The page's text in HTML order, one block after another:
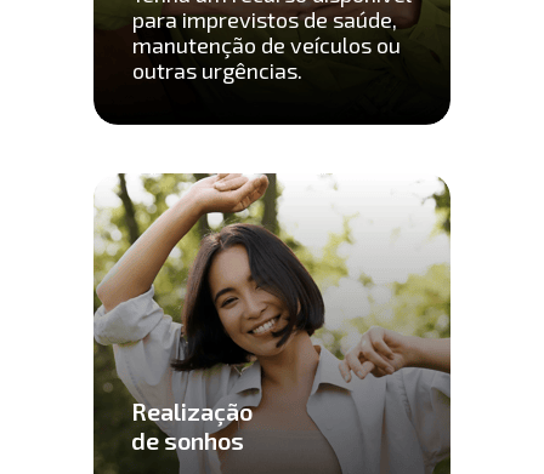
Realização
de sonhos
para imprevistos de saúde,
manutenção de veículos ou
outras urgências.